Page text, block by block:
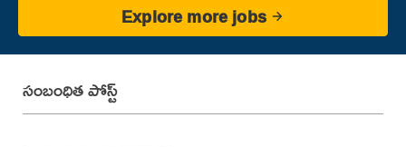
Explore more jobs
సంబంధిత పోస్ట్